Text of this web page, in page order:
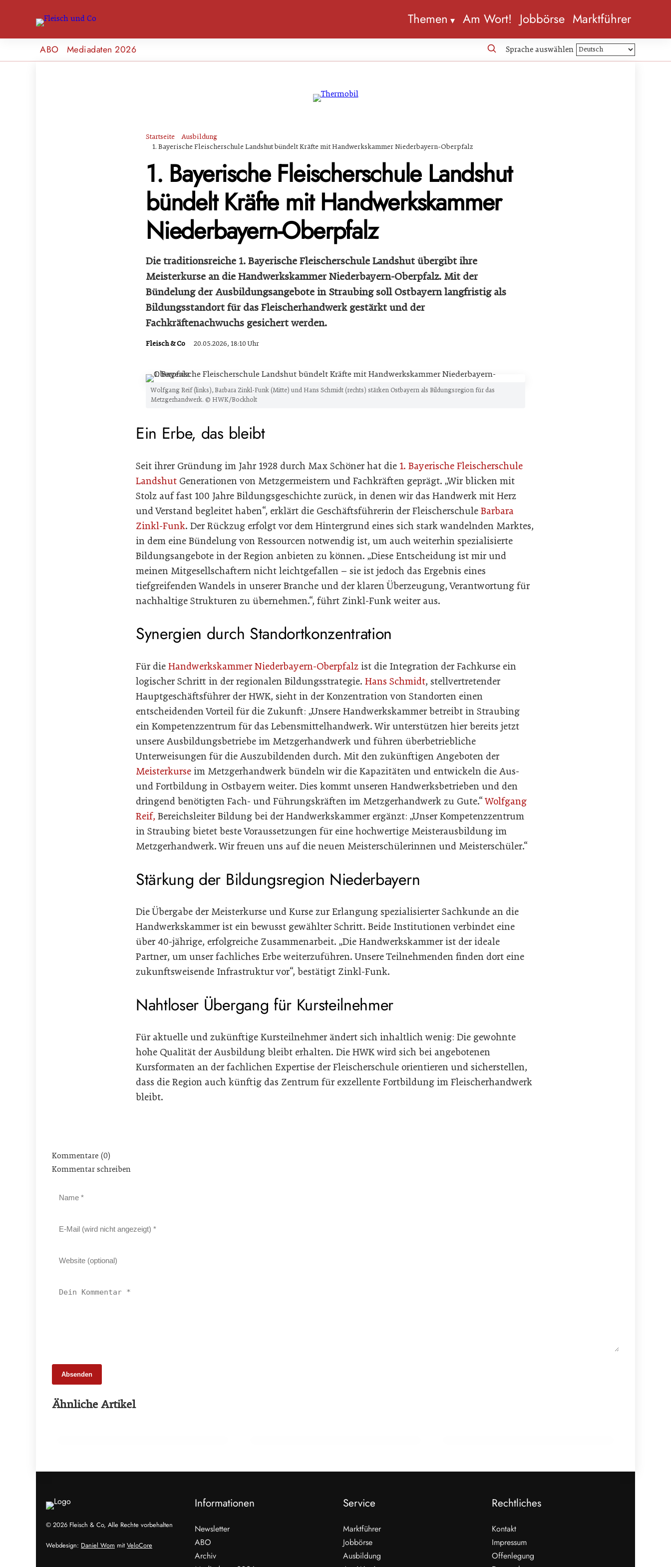
Themen Am Wort! Jobbörse Marktführer
ABO Mediadaten 2026 Sprache auswählen
Startseite
Ausbildung
1. Bayerische Fleischerschule Landshut bündelt Kräfte mit Handwerkskammer Niederbayern-Oberpfalz
1. Bayerische Fleischerschule Landshut
bündelt Kräfte mit Handwerkskammer
Niederbayern-Oberpfalz
Die traditionsreiche 1. Bayerische Fleischerschule Landshut übergibt ihre
Meisterkurse an die Handwerkskammer Niederbayern-Oberpfalz. Mit der
Bündelung der Ausbildungsangebote in Straubing soll Ostbayern langfristig als
Bildungsstandort für das Fleischerhandwerk gestärkt und der
Fachkräftenachwuchs gesichert werden.
Fleisch & Co 20.05.2026, 18:10 Uhr
Wolfgang Reif (links), Barbara Zinkl-Funk (Mitte) und Hans Schmidt (rechts) stärken Ostbayern als Bildungsregion für das
Metzgerhandwerk. © HWK/Bockholt
Ein Erbe, das bleibt
Seit ihrer Gründung im Jahr 1928 durch Max Schöner hat die 1. Bayerische Fleischerschule
Landshut Generationen von Metzgermeistern und Fachkräften geprägt. „Wir blicken mit
Stolz auf fast 100 Jahre Bildungsgeschichte zurück, in denen wir das Handwerk mit Herz
und Verstand begleitet haben“, erklärt die Geschäftsführerin der Fleischerschule Barbara
Zinkl-Funk. Der Rückzug erfolgt vor dem Hintergrund eines sich stark wandelnden Marktes,
in dem eine Bündelung von Ressourcen notwendig ist, um auch weiterhin spezialisierte
Bildungsangebote in der Region anbieten zu können. „Diese Entscheidung ist mir und
meinen Mitgesellschaftern nicht leichtgefallen – sie ist jedoch das Ergebnis eines
tiefgreifenden Wandels in unserer Branche und der klaren Überzeugung, Verantwortung für
nachhaltige Strukturen zu übernehmen.“, führt Zinkl-Funk weiter aus.
Synergien durch Standortkonzentration
Für die Handwerkskammer Niederbayern-Oberpfalz ist die Integration der Fachkurse ein
logischer Schritt in der regionalen Bildungsstrategie. Hans Schmidt, stellvertretender
Hauptgeschäftsführer der HWK, sieht in der Konzentration von Standorten einen
entscheidenden Vorteil für die Zukunft: „Unsere Handwerkskammer betreibt in Straubing
ein Kompetenzzentrum für das Lebensmittelhandwerk. Wir unterstützen hier bereits jetzt
unsere Ausbildungsbetriebe im Metzgerhandwerk und führen überbetriebliche
Unterweisungen für die Auszubildenden durch. Mit den zukünftigen Angeboten der
Meisterkurse im Metzgerhandwerk bündeln wir die Kapazitäten und entwickeln die Aus-
und Fortbildung in Ostbayern weiter. Dies kommt unseren Handwerksbetrieben und den
dringend benötigten Fach- und Führungskräften im Metzgerhandwerk zu Gute.“Wolfgang
Reif, Bereichsleiter Bildung bei der Handwerkskammer ergänzt: „Unser Kompetenzzentrum
in Straubing bietet beste Voraussetzungen für eine hochwertige Meisterausbildung im
Metzgerhandwerk. Wir freuen uns auf die neuen Meisterschülerinnen und Meisterschüler.“
Stärkung der Bildungsregion Niederbayern
Die Übergabe der Meisterkurse und Kurse zur Erlangung spezialisierter Sachkunde an die
Handwerkskammer ist ein bewusst gewählter Schritt. Beide Institutionen verbindet eine
über 40-jährige, erfolgreiche Zusammenarbeit. „Die Handwerkskammer ist der ideale
Partner, um unser fachliches Erbe weiterzuführen. Unsere Teilnehmenden finden dort eine
zukunftsweisende Infrastruktur vor“, bestätigt Zinkl-Funk.
Nahtloser Übergang für Kursteilnehmer
Für aktuelle und zukünftige Kursteilnehmer ändert sich inhaltlich wenig: Die gewohnte
hohe Qualität der Ausbildung bleibt erhalten. Die HWK wird sich bei angebotenen
Kursformaten an der fachlichen Expertise der Fleischerschule orientieren und sicherstellen,
dass die Region auch künftig das Zentrum für exzellente Fortbildung im Fleischerhandwerk
bleibt.
Kommentare (0)
Kommentar schreiben
Absenden
Ähnliche Artikel
Lehre am Kipppunkt: Förderkürzung
WEITERLESEN
© 2026 Fleisch & Co, Alle Rechte vorbehalten
Webdesign: Daniel Wom mit VeloCore
Informationen
Newsletter
ABO
Archiv
Service
Marktführer
Jobbörse
Ausbildung
Rechtliches
Kontakt
Impressum
Offenlegung